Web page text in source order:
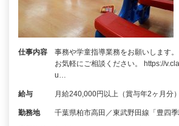
仕事内容
事務や学童指導業務をお願いします
お気軽にご相談ください。 https://
u…
給与 月給240,000円以上（賞与年2ヶ月分）
勤務地 千葉県柏市高田／東武野田線「豊四